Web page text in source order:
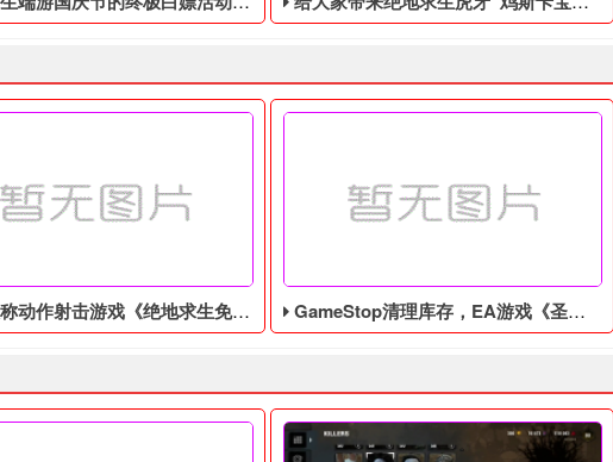
击游戏《绝地求生免费辅助》今日登陆主机平台 GameStop清理库存，EA游戏《圣歌》以1美分售出